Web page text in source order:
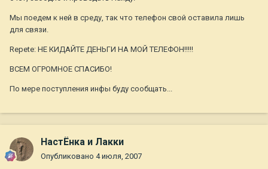
Мы поедем к ней в среду, так что телефон свой оставила лишь
для связи.
Repete: НЕ КИДАЙТЕ ДЕНЬГИ НА МОЙ ТЕЛЕФОН!!!!!
ВСЕМ ОГРОМНОЕ СПАСИБО!
По мере поступления инфы буду сообщать...
НастЁнка и Лакки
Опубликовано 4 июля, 2007